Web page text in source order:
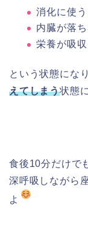
消化に使
内臓が落
栄養が吸
という状態にな
えてしまう状態に
食後10分だけで
深呼吸しながら
よ